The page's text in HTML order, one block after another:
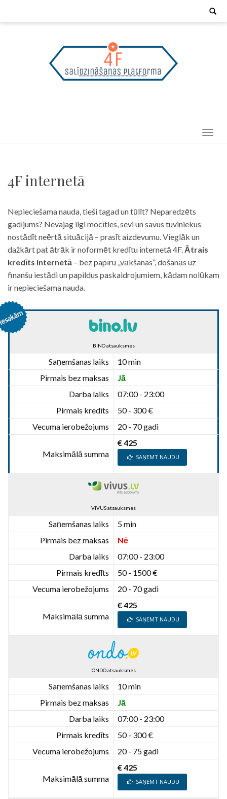
Search
4F internetā
Nepieciešama nauda, tieši tagad un tūlīt? Neparedzēts
gadījums? Nevajag ilgi mocīties, sevi un savus tuviniekus
nostādīt neērtā situācijā – prasīt aizdevumu. Vieglāk un
dažkārt pat ātrāk ir noformēt kredītu internetā 4F. Ātrais
kredīts internetā – bez papīru „vākšanas”, došanās uz
finanšu iestādi un papildus paskaidrojumiem, kādam nolūkam
ir nepieciešama nauda.
BINO atsauksmes
Saņemšanas laiks
10 min
Pirmais bez maksas
Jā
Darba laiks
07:00 - 23:00
Pirmais kredīts
50 - 300 €
Vecuma ierobežojums
20 - 70 gadi
Maksimālā summa
€ 425
SAŅEMT NAUDU
VIVUS atsauksmes
Saņemšanas laiks
5 min
Pirmais bez maksas
Nē
Darba laiks
07:00 - 23:00
Pirmais kredīts
50 - 1500 €
Vecuma ierobežojums
20 - 70 gadi
Maksimālā summa
€ 425
SAŅEMT NAUDU
ONDO atsauksmes
Saņemšanas laiks
10 min
Pirmais bez maksas
Jā
Darba laiks
07:00 - 23:00
Pirmais kredīts
50 - 300 €
Vecuma ierobežojums
20 - 75 gadi
Maksimālā summa
€ 425
SAŅEMT NAUDU